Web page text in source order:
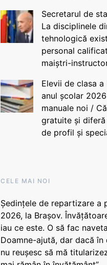
Secretarul de
La disciplinele
tehnologică
personal
maiștri-
Elevii de clasa a
anul școlar
manuale noi /
gratuite și
de profil și
CELE MAI NOI
Ședințele de repartizare a
2026, la Brașov.
iau ce este. O să fac
Doamne-ajută, dar dacă în
nu reușesc să mă